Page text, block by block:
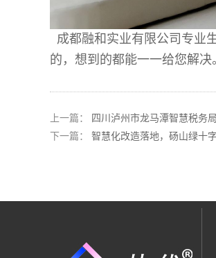
成都融和实业有限公司专业
的，想到的都能一一给您解决
上一篇：
四川泸州市龙马潭智慧税务
下一篇： 智慧化改造落地，砀山绿十